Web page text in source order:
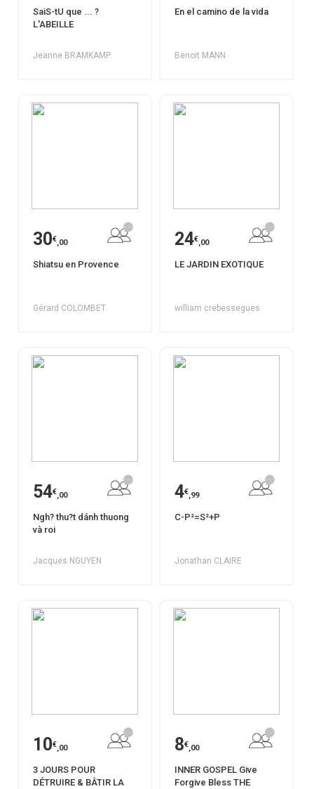
SaiS-tU que ... ?
L'ABEILLE
Jeanne BRAMKAMP
En el camino de la vida
Benoit MANN
30€,00
Shiatsu en Provence
Gérard COLOMBET
24€,00
LE JARDIN EXOTIQUE
william crebessegues
54€,00
Ngh? thu?t dánh thuong
và roi
Jacques NGUYEN
4€,99
C-P²=S²+P
Jonathan CLAIRE
10€,00
3 JOURS POUR
DÉTRUIRE & BÂTIR LA
8€,00
INNER GOSPEL Give
Forgive Bless THE